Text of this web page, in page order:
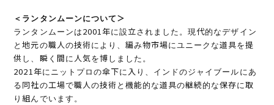
＜ランタンムーンについて＞
ランタンムーンは2001年に設立されました。現代的なデザイン
と地元の職人の技術により、編み物市場にユニークな道具を提
供し、瞬く間に人気を博しました。
2021年にニットプロの傘下に入り、インドのジャイブールにあ
る同社の工場で職人の技術と機能的な道具の継続的な保存に取
り組んでいます。